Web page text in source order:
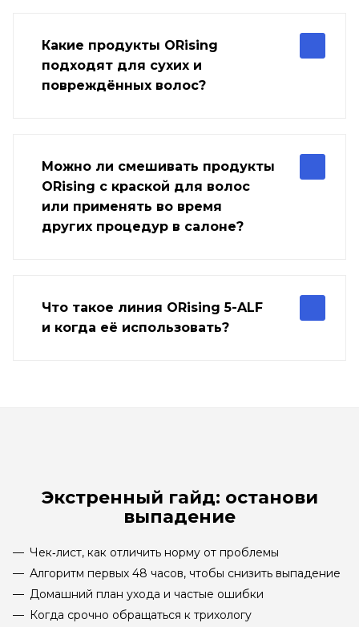
Какие продукты ORising
подходят для сухих и
повреждённых волос?
Можно ли смешивать продукты
ORising с краской для волос
или применять во время
других процедур в салоне?
Что такое линия ORising 5-ALF
и когда её использовать?
Экстренный гайд: останови
выпадение
Чек‑лист, как отличить норму от проблемы
Алгоритм первых 48 часов, чтобы снизить выпадение
Домашний план ухода и частые ошибки
Когда срочно обращаться к трихологу